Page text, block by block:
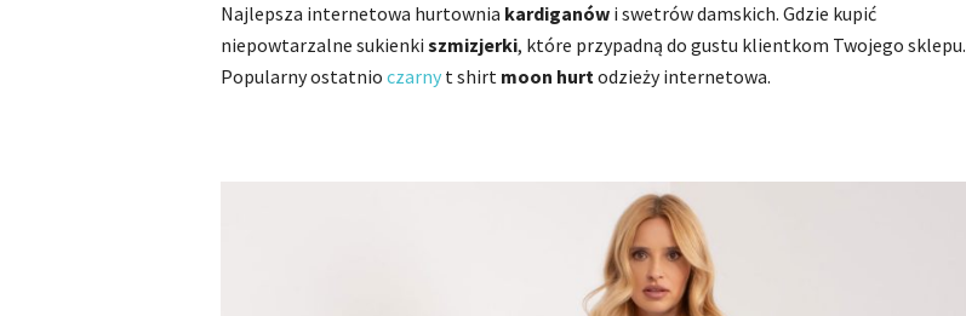
Najlepsza internetowa hurtownia kardiganów i swetrów damskich. Gdzie kupić
niepowtarzalne sukienki szmizjerki, które przypadną do gustu klientkom Twojego sklepu.
Popularny ostatnio czarny t shirt moon hurtodzieży internetowa.